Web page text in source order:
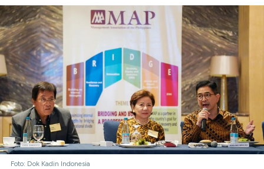
Foto: Dok Kadin Indonesia